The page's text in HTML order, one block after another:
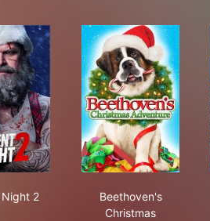
2
Beethoven's
Christmas